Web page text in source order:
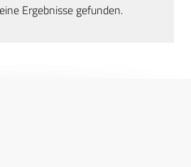
Ergebnisse gefunden.